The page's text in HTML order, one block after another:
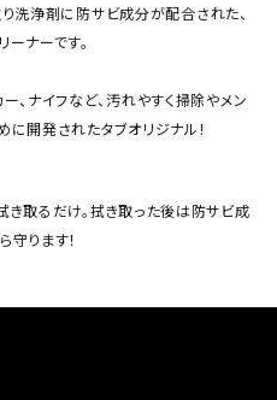
洗浄剤に防サビ成分が配合された、
ナーです。
、ナイフなど、汚れやすく掃除やメン
開発されたタブオリジナル！
き取るだけ。拭き取った後は防サビ成
ります！